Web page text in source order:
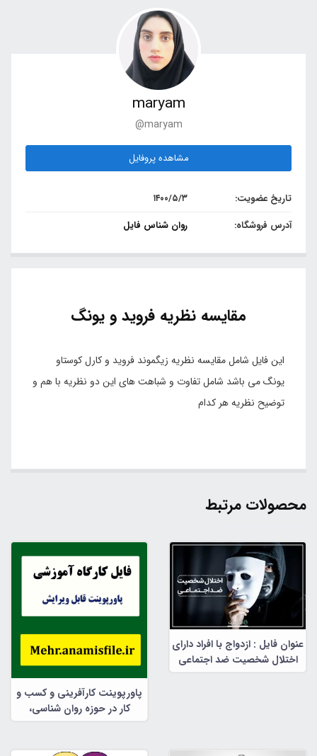
maryam
@maryam
مشاهده پروفایل
تاریخ عضویت:
۱۴۰۰/۵/۳
آدرس فروشگاه:
روان شناس فایل
مقایسه نظریه فروید و یونگ
این فایل شامل مقایسه نظریه زیگموند فروید و کارل کوستاو
یونگ می باشد شامل تفاوت و شباهت های این دو نظریه با هم و
توضیح نظریه هر کدام
محصولات مرتبط
عنوان فایل : ازدواج با افراد دارای
اختلال شخصیت ضد اجتماعی
پاورپوینت کارآفرینی و کسب و
کار در حوزه روان شناسی،
مشاوره و علوم تربیتی